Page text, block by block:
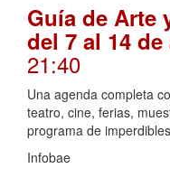
Guía de Arte
del 7 al 14
21:40
Una agenda completa
teatro, cine, ferias,
programa de imperdibles
Infobae